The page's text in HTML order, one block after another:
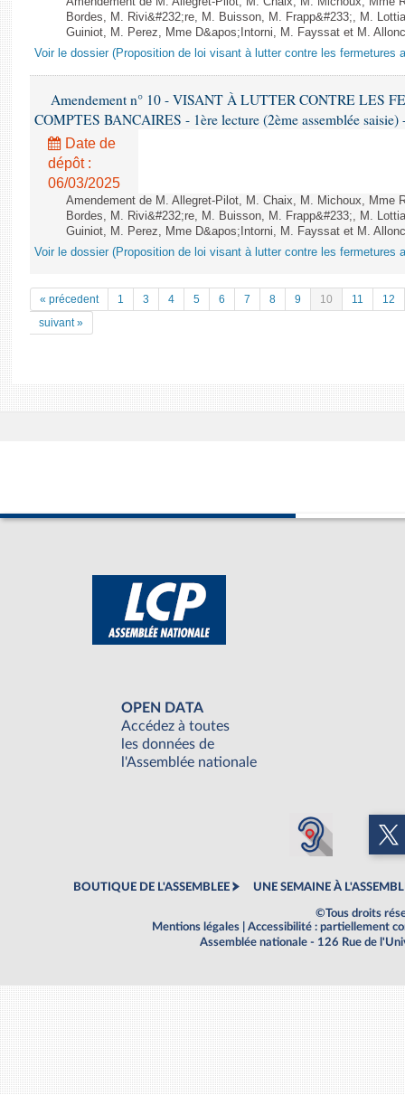
Bordes, M. Rivi&#232;re, M. Buisson, M. Frapp&#233;, M.
Guiniot, M. Perez, Mme D&apos;Intorni, M. Fayssat et M.
Voir le dossier (Proposition de loi visant à lutter contre les fermetures
Amendement n° 10 - VISANT À LUTTER CONTRE LES
COMPTES BANCAIRES - 1ère lecture (2ème assemblée saisie)
Date de
dépôt :
06/03/2025
Amendement de M. Allegret-Pilot, M. Chaix, M. Michoux, Mme
Bordes, M. Rivi&#232;re, M. Buisson, M. Frapp&#233;, M.
Guiniot, M. Perez, Mme D&apos;Intorni, M. Fayssat et M.
Voir le dossier (Proposition de loi visant à lutter contre les fermetures
« précedent 1 3 4 5 6 7 8 9 10 11
12
suivant »
OPEN DATA
Accédez à toutes
les données de
l'Assemblée nationale
BOUTIQUE DE L'ASSEMBLEE UNE SEMAINE À
©Tous droits
Mentions légales
Accessibilité : partiellement
Assemblée nationale - 126 Rue de